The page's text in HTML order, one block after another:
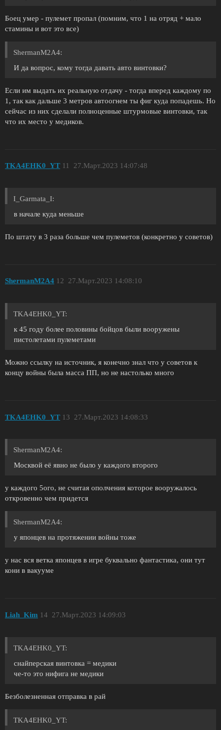
Боец умер - пулемет пропал (помним, что 1 на отряд + мало
стамины и вот это все)
ShermanM2A4:
И да вопрос, кому тогда давать авто винтовки?
Если им выдать их реальную отдачу - тогда вперед каждому по
1, так как дальше 3 метров автоогнем ты фиг куда попадешь. Но
сейчас из них сделали полноценные штурмовые винтовки, так
что их место у медиков.
TKA4EHK0_YT 27.Март.2023 14:07:48
11
I_Garmata_I:
в начале куда меньше
По штату в 3 раза больше чем пулеметов (конкретно у советов)
ShermanM2A4 27.Март.2023 14:08:10
12
TKA4EHK0_YT:
к 45 году более половины бойцов были вооружены
пистолетами пулеметами
Можно ссылку на источник, я конечно знал что у советов к
концу войны была масса ПП, но не настолько много
TKA4EHK0_YT 27.Март.2023 14:08:33
13
ShermanM2A4:
Москвой её явно не было у каждого второго
у каждого 5ого, не считая ополчения которое вооружалось
откровенно чем придется
ShermanM2A4:
у японцев на протяжении войны тоже
у нас вся ветка японцев в игре буквально фантастика, они тут
кони в вакууме
Liah_Kim 27.Март.2023 14:09:03
14
TKA4EHK0_YT:
снайперская винтовка = медики
че-то это нифига не медики
Безболезненная отправка в рай
TKA4EHK0_YT: